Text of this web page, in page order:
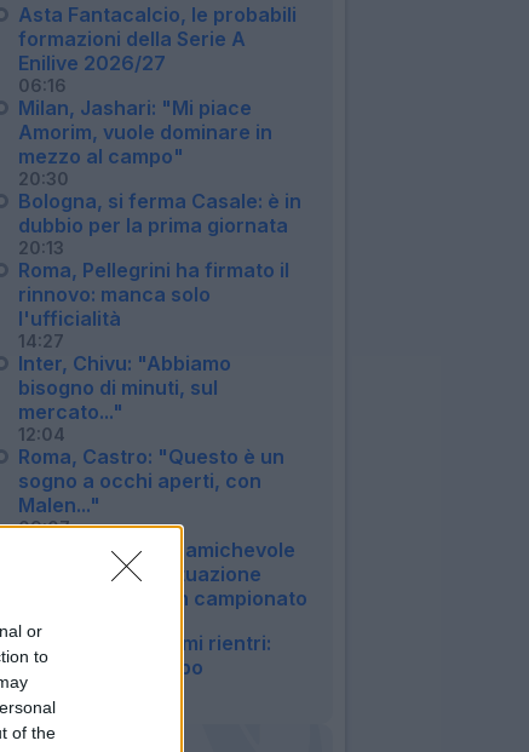
or
to
of the
Asta Fantacalcio, le probabili
formazioni della Serie A
Enilive 2026/27
06:16
Milan, Jashari: "Mi piace
Amorim, vuole dominare in
mezzo al campo"
20:30
Bologna, si ferma Casale: è in
dubbio per la prima giornata
20:13
Roma, Pellegrini ha firmato il
rinnovo: manca solo
l'ufficialità
14:27
Inter, Chivu: "Abbiamo
bisogno di minuti, sul
mercato..."
12:04
Roma, Castro: "Questo è un
sogno a occhi aperti, con
Malen..."
09:07
Milan, Gila salta l'amichevole
col Chelsea: la situazione
verso il debutto in campionato
07:04
Inter, ecco gli ultimi rientri:
Akanji già in campo
06:57